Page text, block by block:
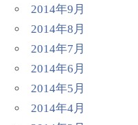
2014年9月
2014年8月
2014年7月
2014年6月
2014年5月
2014年4月